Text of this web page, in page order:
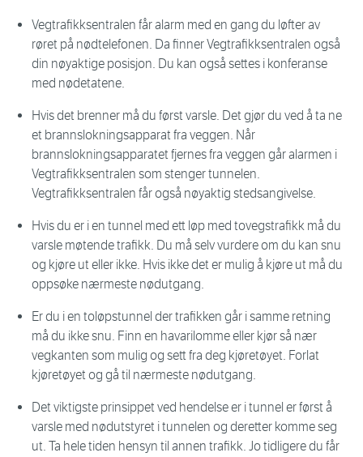
Vegtrafikksentralen får alarm med en gang du løfter av
røret på nødtelefonen. Da finner Vegtrafikksentralen også
din nøyaktige posisjon. Du kan også settes i konferanse
med nødetatene.
Hvis det brenner må du først varsle. Det gjør du ved å ta ne
et brannslokningsapparat fra veggen. Når
brannslokningsapparatet fjernes fra veggen går alarmen i
Vegtrafikksentralen som stenger tunnelen.
Vegtrafikksentralen får også nøyaktig stedsangivelse.
Hvis du er i en tunnel med ett løp med tovegstrafikk må du
varsle møtende trafikk. Du må selv vurdere om du kan snu
og kjøre ut eller ikke. Hvis ikke det er mulig å kjøre ut må du
oppsøke nærmeste nødutgang.
Er du i en toløpstunnel der trafikken går i samme retning
må du ikke snu. Finn en havarilomme eller kjør så nær
vegkanten som mulig og sett fra deg kjøretøyet. Forlat
kjøretøyet og gå til nærmeste nødutgang.
Det viktigste prinsippet ved hendelse er i tunnel er først å
varsle med nødutstyret i tunnelen og deretter komme seg
ut. Ta hele tiden hensyn til annen trafikk. Jo tidligere du får